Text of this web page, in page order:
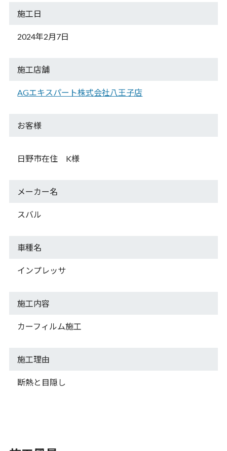
施工日
2024年2月7日
施工店舗
AGエキスパート株式会社八王子店
お客様
日野市在住 K様
メーカー名
スバル
車種名
インプレッサ
施工内容
カーフィルム施工
施工理由
断熱と目隠し